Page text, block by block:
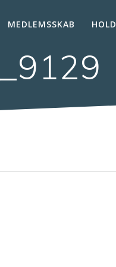
MEDLEMSSKAB HOLD